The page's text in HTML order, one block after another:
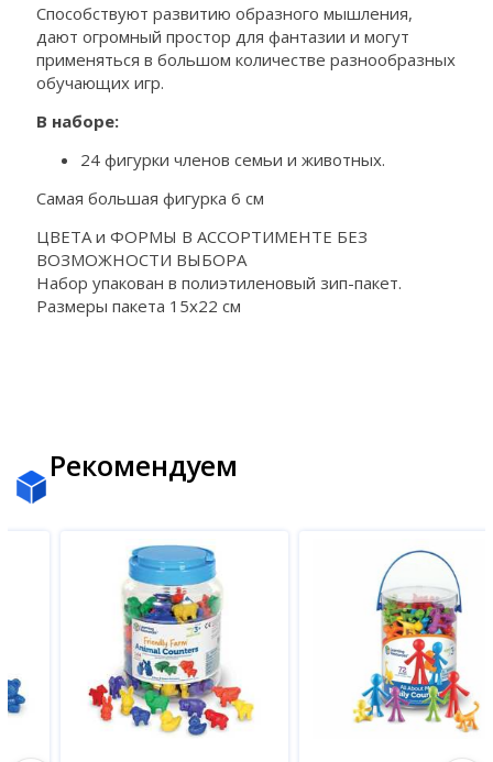
Способствуют развитию образного мышления,
дают огромный простор для фантазии и могут
применяться в большом количестве разнообразных
обучающих игр.
В наборе:
24 фигурки членов семьи и животных.
Самая большая фигурка 6 см
ЦВЕТА и ФОРМЫ В АССОРТИМЕНТЕ БЕЗ
ВОЗМОЖНОСТИ ВЫБОРА
Набор упакован в полиэтиленовый зип-пакет.
Размеры пакета 15х22 см
Рекомендуем